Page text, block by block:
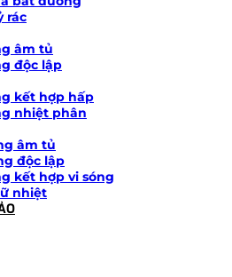
rác
âm tủ
độc lập
kết hợp hấp
nhiệt phân
âm tủ
độc lập
kết hợp vi sóng
nhiệt